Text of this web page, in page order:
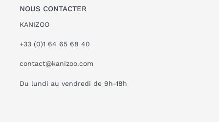
NOUS CONTACTER
KANIZOO
+33 (0)1 64 65 68 40
contact@kanizoo.com
Du lundi au vendredi de 9h-18h